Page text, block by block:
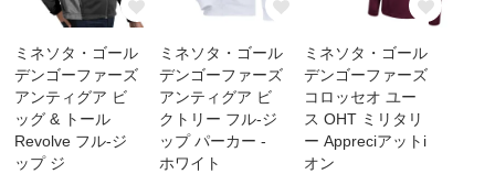
ミネソタ・ゴール
デンゴーファーズ
アンティグア ビ
ッグ & トール
Revolve フル-ジ
ップ ジ
ミネソタ・ゴール
デンゴーファーズ
アンティグア ビ
クトリー フル-ジ
ップ パーカー -
ホワイト
ミネソタ・ゴール
デンゴーファーズ
コロッセオ ユー
ス OHT ミリタリ
ー Appreciアットi
オン